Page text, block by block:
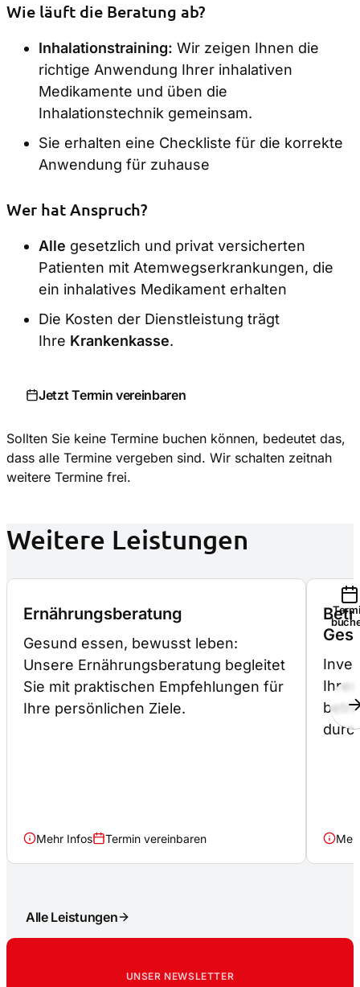
Wie läuft die Beratung ab?
Inhalationstraining: Wir zeigen Ihnen die
richtige Anwendung Ihrer inhalativen
Medikamente und üben die
Inhalationstechnik gemeinsam.
Sie erhalten eine Checkliste für die korrekte
Anwendung für zuhause
Wer hat Anspruch?
Alle gesetzlich und privat versicherten
Patienten mit Atemwegserkrankungen, die
ein inhalatives Medikament erhalten
Die Kosten der Dienstleistung trägt
Ihre Krankenkasse.
Jetzt Termin vereinbaren
Sollten Sie keine Termine buchen können, bedeutet das,
dass alle Termine vergeben sind. Wir schalten zeitnah
weitere Termine frei.
Weitere Leistungen
Ernährungsberatung
Gesund essen, bewusst leben:
Unsere Ernährungsberatung begleitet
Sie mit praktischen Empfehlungen für
Ihre persönlichen Ziele.
Mehr Infos Termin vereinbaren
Alle Leistungen
UNSER NEWSLETTER